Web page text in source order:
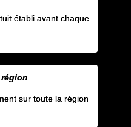
établi avant chaque
sur toute la région